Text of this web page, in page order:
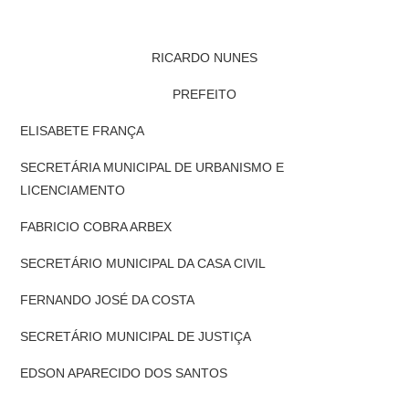
RICARDO NUNES
PREFEITO
ELISABETE FRANÇA
SECRETÁRIA MUNICIPAL DE URBANISMO E
LICENCIAMENTO
FABRICIO COBRA ARBEX
SECRETÁRIO MUNICIPAL DA CASA CIVIL
FERNANDO JOSÉ DA COSTA
SECRETÁRIO MUNICIPAL DE JUSTIÇA
EDSON APARECIDO DOS SANTOS